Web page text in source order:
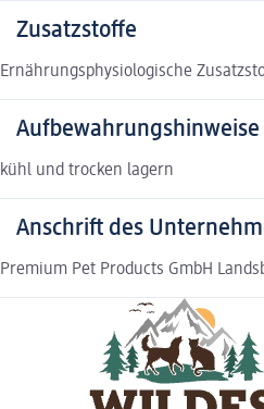
Zusatzstoffe
Ernährungsphysiologische
Aufbewahrungshinweise
kühl und trocken lagern
Anschrift des
Premium Pet Products GmbH